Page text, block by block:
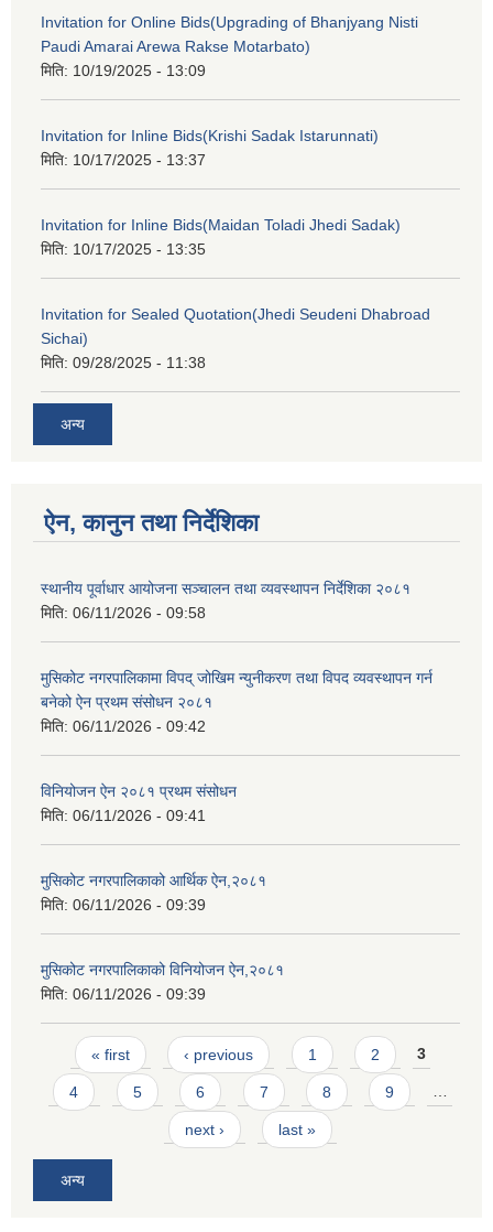
Invitation for Online Bids(Upgrading of Bhanjyang Nisti
Paudi Amarai Arewa Rakse Motarbato)
मिति: 10/19/2025 - 13:09
Invitation for Inline Bids(Krishi Sadak Istarunnati)
मिति: 10/17/2025 - 13:37
Invitation for Inline Bids(Maidan Toladi Jhedi Sadak)
मिति: 10/17/2025 - 13:35
Invitation for Sealed Quotation(Jhedi Seudeni Dhabroad
Sichai)
मिति: 09/28/2025 - 11:38
अन्य
ऐन, कानुन तथा निर्देशिका
स्थानीय पूर्वाधार आयोजना सञ्चालन तथा व्यवस्थापन निर्देशिका २०८१
मिति: 06/11/2026 - 09:58
मुसिकोट नगरपालिकामा विपद् जोखिम न्युनीकरण तथा विपद व्यवस्थापन गर्न
बनेको ऐन प्रथम संसोधन २०८१
मिति: 06/11/2026 - 09:42
विनियोजन ऐन २०८१ प्रथम संसोधन
मिति: 06/11/2026 - 09:41
मुसिकोट नगरपालिकाको आर्थिक ऐन,२०८१
मिति: 06/11/2026 - 09:39
मुसिकोट नगरपालिकाको विनियोजन ऐन,२०८१
मिति: 06/11/2026 - 09:39
Pages
« first ‹ previous 1 2 3
4 5 6 7 8 9 …
next › last »
अन्य